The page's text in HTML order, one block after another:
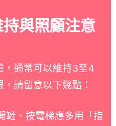
與照顧注意
，通常可以維持3至4
請留意以下幾點：
罐、按電梯應多用「指